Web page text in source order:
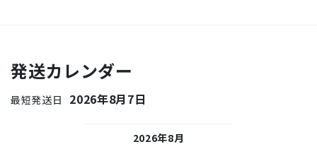
発送カレンダー
2026年8月
最短発送日 2026年8月7日